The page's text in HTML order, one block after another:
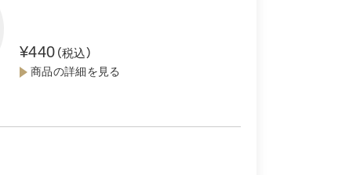
¥440 （税込）
商品の詳細を見る